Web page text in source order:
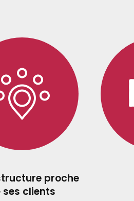
proche
ses clients